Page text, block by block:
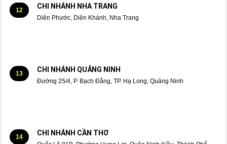
12 CHI NHÁNH NHA TRANG
Diên Phước, Diên Khánh, Nha Trang
13 CHI NHÁNH QUẢNG NINH
Đường 25/4, P. Bạch Đằng, TP. Hạ Long, Quảng Ninh
14 CHI NHÁNH CẦN THƠ